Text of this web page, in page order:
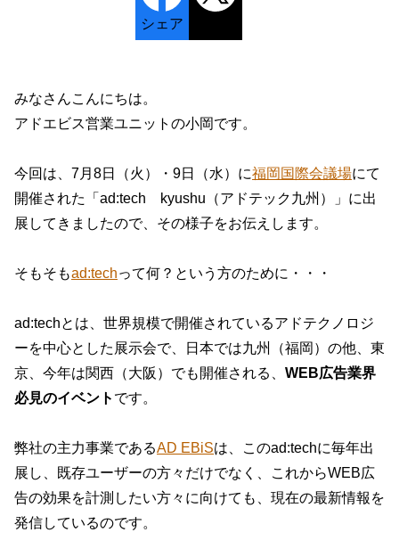
シェア
みなさんこんにちは。
アドエビス営業ユニットの小岡です。
今回は、7月8日（火）・9日（水）に福岡国際会議場にて
開催された「ad:tech kyushu（アドテック九州）」に出
展してきましたので、その様子をお伝えします。
そもそもad:techって何？という方のために・・・
ad:techとは、世界規模で開催されているアドテクノロジ
ーを中心とした展示会で、日本では九州（福岡）の他、東
京、今年は関西（大阪）でも開催される、 WEB広告業界
必見のイベント です。
弊社の主力事業であるAD EBiSは、このad:techに毎年出
展し、既存ユーザーの方々だけでなく、これからWEB広
告の効果を計測したい方々に向けても、現在の最新情報を
発信しているのです。